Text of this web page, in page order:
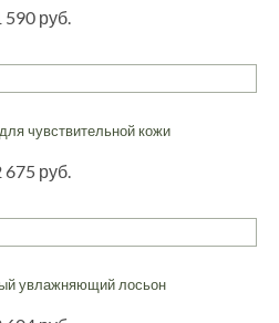
590 руб.
чувствительной кожи
675 руб.
увлажняющий лосьон